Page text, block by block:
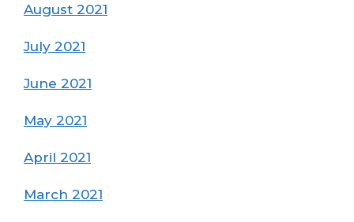
August 2021
July 2021
June 2021
May 2021
April 2021
March 2021